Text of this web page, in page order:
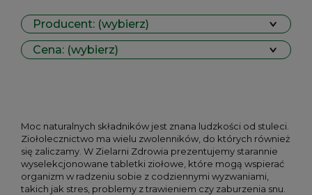
Producent: (wybierz)
Cena: (wybierz)
Moc naturalnych składników jest znana ludzkości od stuleci.
Ziołolecznictwo ma wielu zwolenników, do których również
się zaliczamy. W Zielarni Zdrowia prezentujemy starannie
wyselekcjonowane tabletki ziołowe, które mogą wspierać
organizm w radzeniu sobie z codziennymi wyzwaniami,
takich jak stres, problemy z trawieniem czy zaburzenia snu.